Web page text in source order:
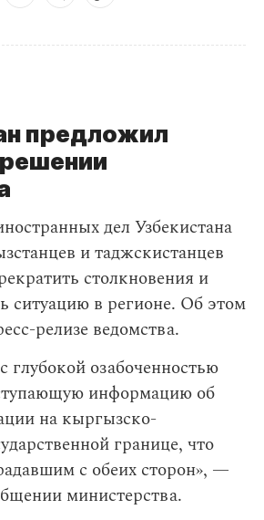
предложил
дел Узбекистана
и таджскистанцев
столкновения и
ситуацию в регионе. Об этом
релизе ведомства.
глубокой озабоченностью
информацию об
на кыргызско-
границе, что
с обеих сторон», —
министерства.